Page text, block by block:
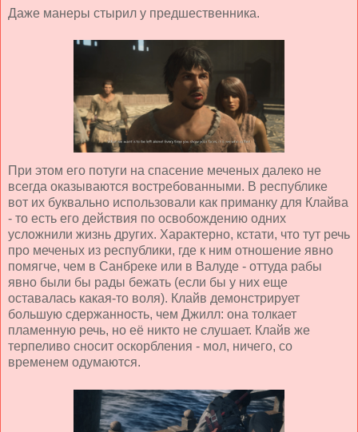
Даже манеры стырил у предшественника.
При этом его потуги на спасение меченых далеко не
всегда оказываются востребованными. В республике
вот их буквально использовали как приманку для Клайва
- то есть его действия по освобождению одних
усложнили жизнь других. Характерно, кстати, что тут речь
про меченых из республики, где к ним отношение явно
помягче, чем в Санбреке или в Валуде - оттуда рабы
явно были бы рады бежать (если бы у них еще
оставалась какая-то воля). Клайв демонстрирует
большую сдержанность, чем Джилл: она толкает
пламенную речь, но её никто не слушает. Клайв же
терпеливо сносит оскорбления - мол, ничего, со
временем одумаются.